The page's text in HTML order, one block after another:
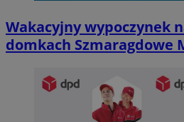
Wakacyjny wypoczynek
domkach Szmaragdowe